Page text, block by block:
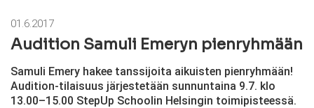
01.6.2017
Audition Samuli Emeryn pienryhmään
Samuli Emery hakee tanssijoita aikuisten pienryhmään!
Audition-tilaisuus järjestetään sunnuntaina 9.7. klo
13.00–15.00 StepUp Schoolin Helsingin toimipisteessä.